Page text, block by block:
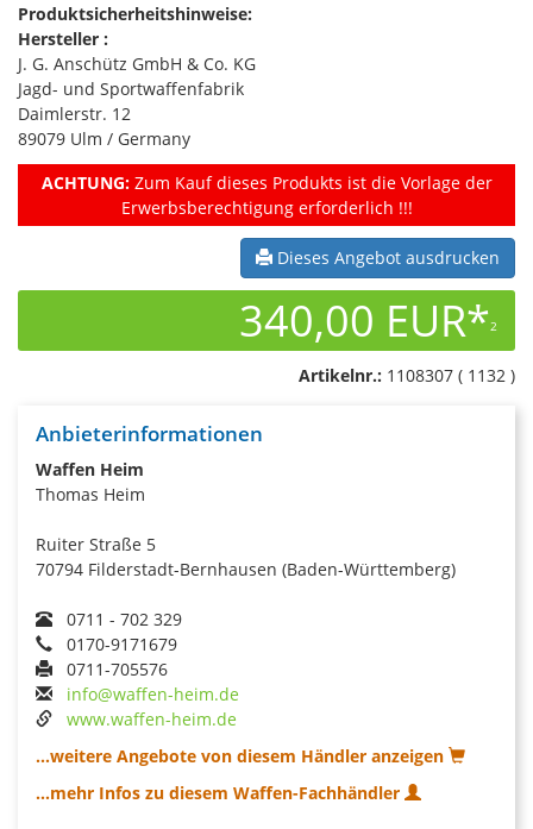
Produktsicherheitshinweise:
Hersteller :
J. G. Anschütz GmbH & Co. KG
Jagd- und Sportwaffenfabrik
Daimlerstr. 12
89079 Ulm / Germany
ACHTUNG:Zum Kauf dieses Produkts ist die Vorlage der
Erwerbsberechtigung erforderlich !!!
Dieses Angebot ausdrucken
340,00 EUR*2
Artikelnr.: 1108307 ( 1132 )
Anbieterinformationen
Waffen Heim
Thomas Heim
Ruiter Straße 5
70794 Filderstadt-Bernhausen (Baden-Württemberg)
0711 - 702 329
0170-9171679
0711-705576
info@waffen-heim.de
www.waffen-heim.de
...weitere Angebote von diesem Händler anzeigen
...mehr Infos zu diesem Waffen-Fachhändler